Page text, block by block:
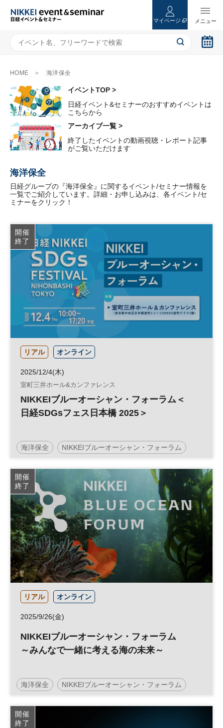
マイページ
HOME 海洋保全
イベントTOP >
日経イベント&セミナーのおすすめイベントは
こちらから
アーカイブ一覧 >
終了したイベントの動画視聴・レポート記事
がご覧いただけます
海洋保全
日経グループの『海洋保全』に関するイベント/セミナー情報を
一覧でご紹介しています。詳細・お申し込みは、各イベント/セ
ミナーをクリック！
開催
終了
リアル オンライン
2025/12/4(木)
室町三井ホール&カンファレンス
NIKKEIブルーオーシャン・フォーラム＜
日経SDGsフェス日本橋 2025＞
海洋保全 NIKKEIブルーオーシャン・フォーラム
社会課題 日経SDGsフェス 日経SDGsフォーラム
環境 SDGs 参加無料
開催
終了
リアル オンライン
2025/9/26(金)
NIKKEIブルーオーシャン・フォーラム
～みんなで一緒に考える海の未来～
海洋保全 NIKKEIブルーオーシャン・フォーラム
参加無料
開催
終了